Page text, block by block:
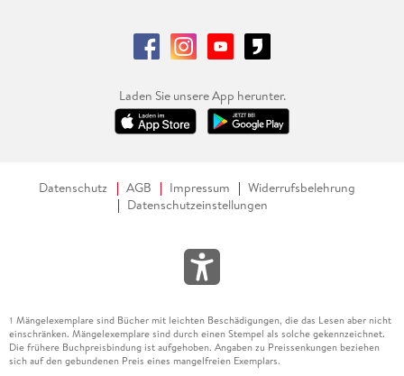
Laden Sie unsere App herunter.
Datenschutz AGB Impressum
Widerrufsbelehrung
Datenschutzeinstellungen
1 Mängelexemplare sind Bücher mit leichten Beschädigungen, die das Lesen aber nicht
einschränken. Mängelexemplare sind durch einen Stempel als solche gekennzeichnet.
Die frühere Buchpreisbindung ist aufgehoben. Angaben zu Preissenkungen beziehen
sich auf den gebundenen Preis eines mangelfreien Exemplars.